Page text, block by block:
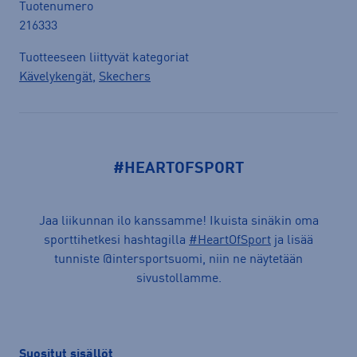
Tuotenumero
216333
Tuotteeseen liittyvät kategoriat
Kävelykengät, Skechers
#HEARTOFSPORT
Jaa liikunnan ilo kanssamme! Ikuista sinäkin oma
sporttihetkesi hashtagilla #HeartOfSport ja lisää
tunniste @intersportsuomi, niin ne näytetään
sivustollamme.